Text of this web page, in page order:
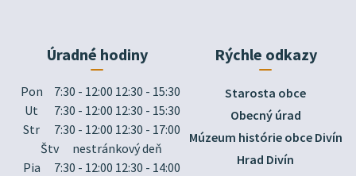
Úradné hodiny
Pon
7:30 - 12:00 12:30 - 15:30
Ut
7:30 - 12:00 12:30 - 15:30
Str
7:30 - 12:00 12:30 - 17:00
Štv
nestránkový deň
Pia
7:30 - 12:00 12:30 - 14:00
Rýchle odkazy
Starosta obce
Obecný úrad
Múzeum histórie obce Divín
Hrad Divín